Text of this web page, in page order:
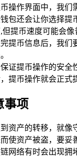
操作界面中，我们
包还会让你选择
提币速度可能会像
完提币信息后，我们
保证提币操作的安全
提币操作就会正式
事项
资产的转移，就
使资产被盗，要妥
链网络有时会出现